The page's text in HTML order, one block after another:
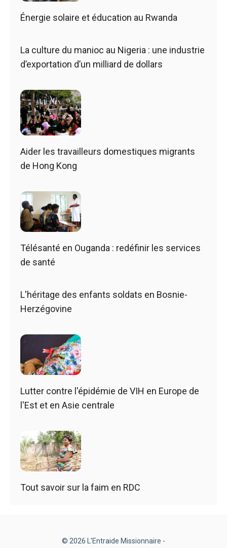
Énergie solaire et éducation au Rwanda
La culture du manioc au Nigeria : une industrie
d’exportation d’un milliard de dollars
Aider les travailleurs domestiques migrants
de Hong Kong
Télésanté en Ouganda : redéfinir les services
de santé
L'héritage des enfants soldats en Bosnie-
Herzégovine
Lutter contre l'épidémie de VIH en Europe de
l'Est et en Asie centrale
Tout savoir sur la faim en RDC
© 2026 L'Entraide Missionnaire -